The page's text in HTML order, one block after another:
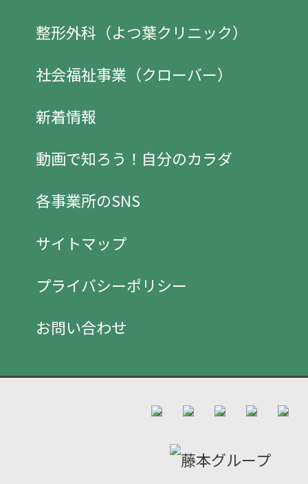
整形外科（よつ葉クリニック）
社会福祉事業（クローバー）
新着情報
動画で知ろう！自分のカラダ
各事業所のSNS
サイトマップ
プライバシーポリシー
お問い合わせ